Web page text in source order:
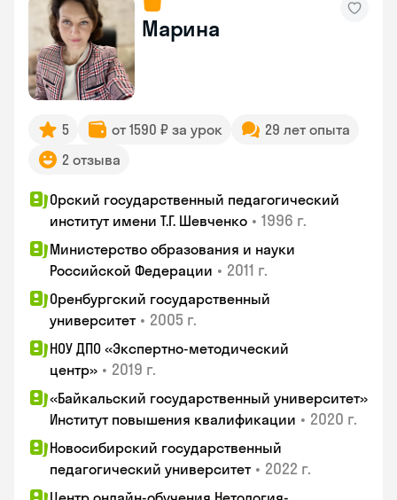
Марина
5 от 1590 ₽ за урок
29 лет опыта
2 отзыва
Орский государственный педагогический
институт имени Т.Г. Шевченко • 1996 г.
Министерство образования и науки
Российской Федерации • 2011 г.
Оренбургский государственный
университет • 2005 г.
НОУ ДПО «Экспертно-методический
центр» • 2019 г.
«Байкальский государственный университет»
Институт повышения квалификации • 2020 г.
Новосибирский государственный
педагогический университет • 2022 г.